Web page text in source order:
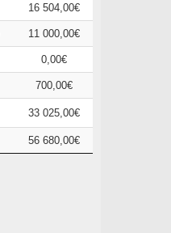
16 504,00€
11 000,00€
0,00€
700,00€
33 025,00€
56 680,00€